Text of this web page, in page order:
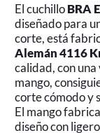
El cuchilloBRA
diseñado para
corte, está
Alemán 4116
calidad, con una
mango,
corte cómodo y
El mango
diseño con